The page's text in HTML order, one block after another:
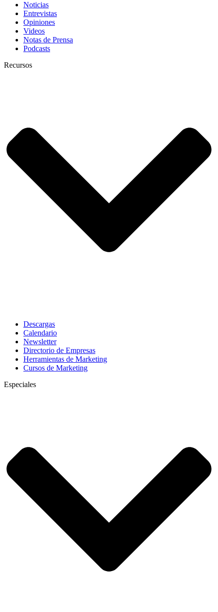
Noticias
Entrevistas
Opiniones
Videos
Notas de Prensa
Podcasts
Recursos
Descargas
Calendario
Newsletter
Directorio de Empresas
Herramientas de Marketing
Cursos de Marketing
Especiales